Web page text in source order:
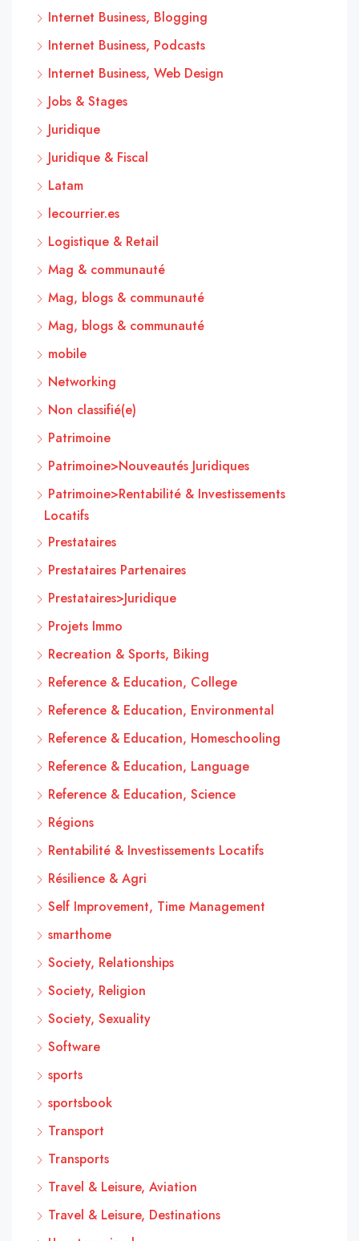
Internet Business, Blogging
Internet Business, Podcasts
Internet Business, Web Design
Jobs & Stages
Juridique
Juridique & Fiscal
Latam
lecourrier.es
Logistique & Retail
Mag & communauté
Mag, blogs & communauté
Mag, blogs & communauté
mobile
Networking
Non classifié(e)
Patrimoine
Patrimoine>Nouveautés Juridiques
Patrimoine>Rentabilité & Investissements
Locatifs
Prestataires
Prestataires Partenaires
Prestataires>Juridique
Projets Immo
Recreation & Sports, Biking
Reference & Education, College
Reference & Education, Environmental
Reference & Education, Homeschooling
Reference & Education, Language
Reference & Education, Science
Régions
Rentabilité & Investissements Locatifs
Résilience & Agri
Self Improvement, Time Management
smarthome
Society, Relationships
Society, Religion
Society, Sexuality
Software
sports
sportsbook
Transport
Transports
Travel & Leisure, Aviation
Travel & Leisure, Destinations